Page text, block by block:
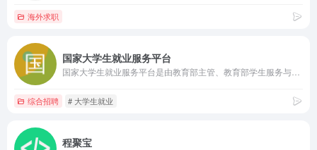
海外求职
国家大学生就业服务平台
综合招聘 # 大学生就业
程聚宝